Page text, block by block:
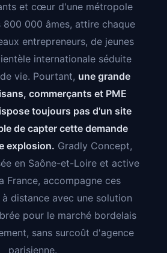
et cœur d'une métropole
800 000 âmes, attire chaque
entrepreneurs, de jeunes
internationale séduite
vie. Pourtant, une grande
commerçants et PME
toujours pas d'un site
de capter cette demande
explosion. Gradly Concept,
en Saône-et-Loire et active
France, accompagne ces
distance avec une solution
pour le marché bordelais
sans surcoût d'agence
parisienne.